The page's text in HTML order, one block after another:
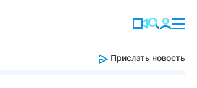
Прислать новость